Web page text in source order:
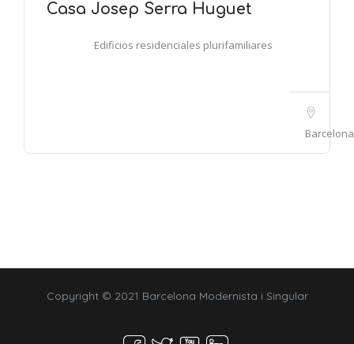
Casa Josep Serra Huguet
Edificios residenciales plurifamiliares
Barcelona
Copyright © 2021 Barcelona Modernista i Singular